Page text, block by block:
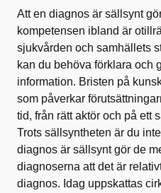
Att en diagnos är sällsynt
kompetensen ibland är
sjukvården och samhällets
kan du behöva förklara och
information. Bristen på
som påverkar
tid, från rätt aktör och på ett
Trots sällsyntheten är du
diagnos är sällsynt gör de
diagnoserna att det är
diagnos. Idag uppskattas